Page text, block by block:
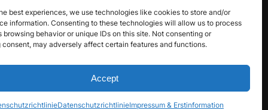
best experiences, we use technologies like cookies to store and/or
information. Consenting to these technologies will allow us to process
browsing behavior or unique IDs on this site. Not consenting or
may adversely affect certain features and functions.
Accept
DatenschutzrichtlinieImpressum & Erstinformation